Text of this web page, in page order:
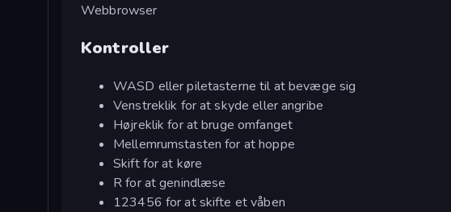
Webbrowser
Kontroller
WASD eller piletasterne til at bevæge sig
Venstreklik for at skyde eller angribe
Højreklik for at bruge omfanget
Mellemrumstasten for at hoppe
Skift for at køre
R for at genindlæse
123456 for at skifte et våben